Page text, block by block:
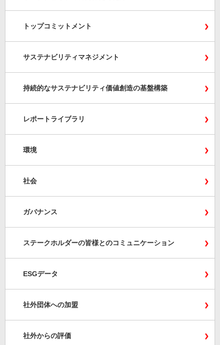
トップコミットメント
サステナビリティマネジメント
持続的なサステナビリティ価値創造の基盤構築
レポートライブラリ
環境
社会
ガバナンス
ステークホルダーの皆様とのコミュニケーション
ESGデータ
社外団体への加盟
社外からの評価